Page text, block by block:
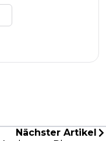
Nächster Artikel